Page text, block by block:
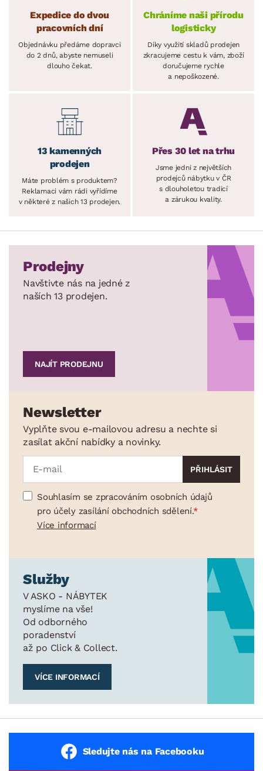
Expedice do dvou
pracovních dní
Objednávku předáme dopravci
do 2 dnů, abyste nemuseli
dlouho čekat.
Chráníme naši přírodu
logisticky
Díky využití skladů prodejen
zkracujeme cestu k vám, zboží
doručujeme rychle
a nepoškozené.
13 kamenných
prodejen
Máte problém s produktem?
Reklamaci vám rádi vyřídíme
v některé z našich 13 prodejen.
Přes 30 let na trhu
Jsme jedni z největších
prodejců nábytku v ČR
s dlouholetou tradicí
a zárukou kvality.
Prodejny
Navštivte nás na jedné z
naších 13 prodejen.
NAJÍT PRODEJNU
Newsletter
Vyplňte svou e-mailovou adresu a nechte si
zasílat akční nabídky a novinky.
Souhlasím se zpracováním osobních údajů
pro účely zasílání obchodních sdělení.
Více informací
Služby
V ASKO - NÁBYTEK
myslíme na vše!
Od odborného
poradenství
až po Click & Collect.
VÍCE INFORMACÍ
Sledujte nás na Facebooku